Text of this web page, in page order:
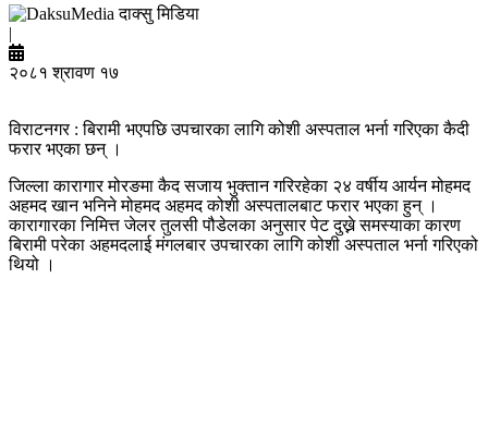
दाक्सु मिडिया
|
२०८१ श्रावण १७
विराटनगर : बिरामी भएपछि उपचारका लागि कोशी अस्पताल भर्ना गरिएका कैदी
फरार भएका छन् ।
जिल्ला कारागार मोरङमा कैद सजाय भुक्तान गरिरहेका २४ वर्षीय आर्यन मोहमद
अहमद खान भनिने मोहमद अहमद कोशी अस्पतालबाट फरार भएका हुन् ।
कारागारका निमित्त जेलर तुलसी पौडेलका अनुसार पेट दुख्ने समस्याका कारण
बिरामी परेका अहमदलाई मंगलबार उपचारका लागि कोशी अस्पताल भर्ना गरिएको
थियो ।